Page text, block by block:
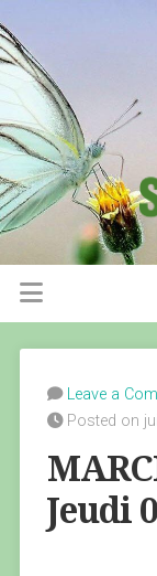
Leave a
Posted on
Jeudi